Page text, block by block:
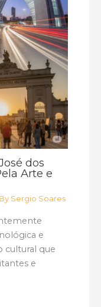
dos
Arte e
Sergio Soares
e
cultural que
e